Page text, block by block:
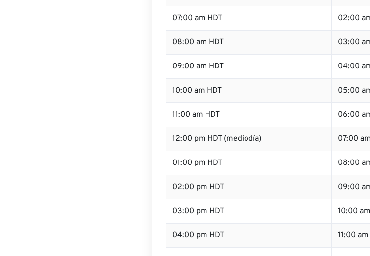
07:00 am HDT 02:00
08:00 am HDT 03:00
09:00 am HDT 04:00
10:00 am HDT 05:00
11:00 am HDT 06:00
12:00 pm HDT (mediodía) 07:00
01:00 pm HDT 08:00
02:00 pm HDT 09:00
03:00 pm HDT 10:00
04:00 pm HDT 11:00